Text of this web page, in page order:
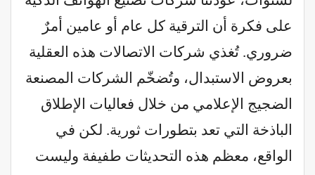
على فكرة أن الترقية كل عام أو عامين أمرٌ
ضروري. تُغذي شركات الاتصالات هذه العقلية
بعروض الاستبدال، وتُضخّم الشركات المصنعة
الضجيج الإعلامي من خلال فعاليات الإطلاق
الباذخة التي تعد بتطورات ثورية. لكن في
الواقع، معظم هذه التحديثات طفيفة وليست